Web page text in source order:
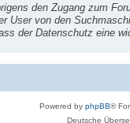
den Zugang zum
User von den
der Datenschutz eine
Powered by phpBB®
Deutsche